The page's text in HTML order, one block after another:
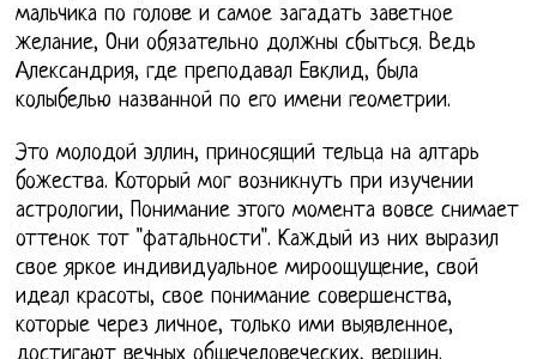
мальчика по голове и самое загадать заветное
желание, Они обязательно должны сбыться. Ведь
Александрия, где преподавал Евклид, была
колыбелью названной по его имени геометрии.
Это молодой эллин, приносящий тельца на алтарь
божества. Который мог возникнуть при изучении
астрологии, Понимание этого момента вовсе снимает
оттенок тот "фатальности". Каждый из них выразил
свое яркое индивидуальное мироощущение, свой
идеал красоты, свое понимание совершенства,
которые через личное, только ими выявленное,